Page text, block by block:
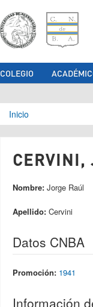
COLEGIO
Se
Inicio
CERVINI,
Nombre: Jorge Raúl
Apellido: Cervini
Datos CNBA
Promoción: 1941
Información